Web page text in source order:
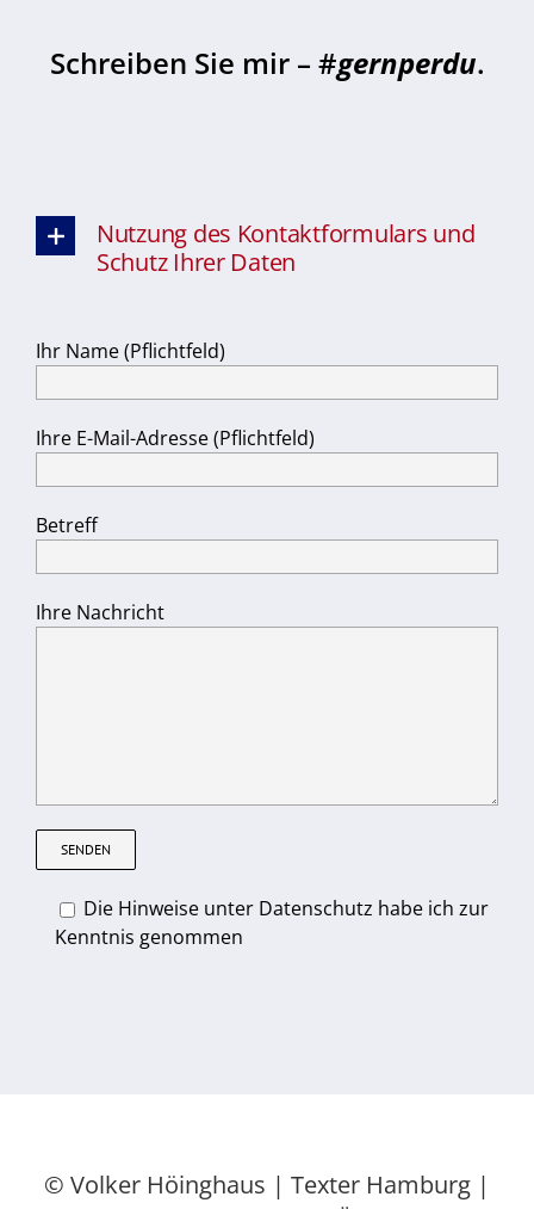
Schreiben Sie mir – #gernperdu.
Nutzung des Kontaktformulars und
Schutz Ihrer Daten
Ihr Name (Pflichtfeld)
Ihre E-Mail-Adresse (Pflichtfeld)
Betreff
Ihre Nachricht
Die Hinweise unter Datenschutz habe ich zur
Kenntnis genommen
© Volker Höinghaus | Texter Hamburg |